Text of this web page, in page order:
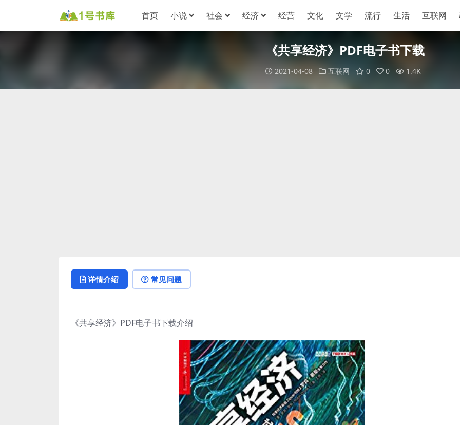
首页 小说 社会 经济 经营 文化 文学 流行 生活 互联网
《共享经济》PDF电子书下载
2021-04-08 互联网 0 0 1.4K
详情介绍 常见问题
《共享经济》PDF电子书下载介绍